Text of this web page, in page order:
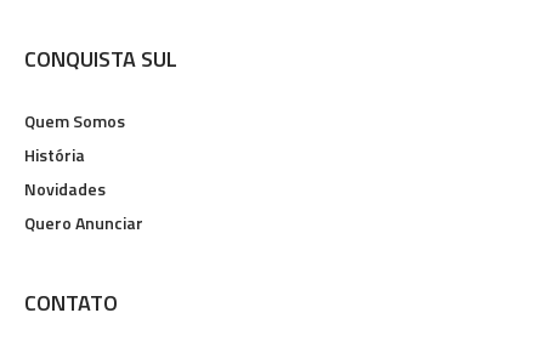
CONQUISTA SUL
Quem Somos
História
Novidades
Quero Anunciar
CONTATO